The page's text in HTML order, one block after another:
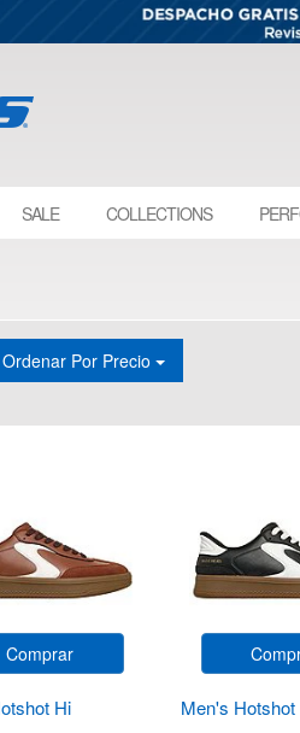
SALE COLLECTIONS
Ordenar Por Precio
Comprar
Hi Men's Hotshot